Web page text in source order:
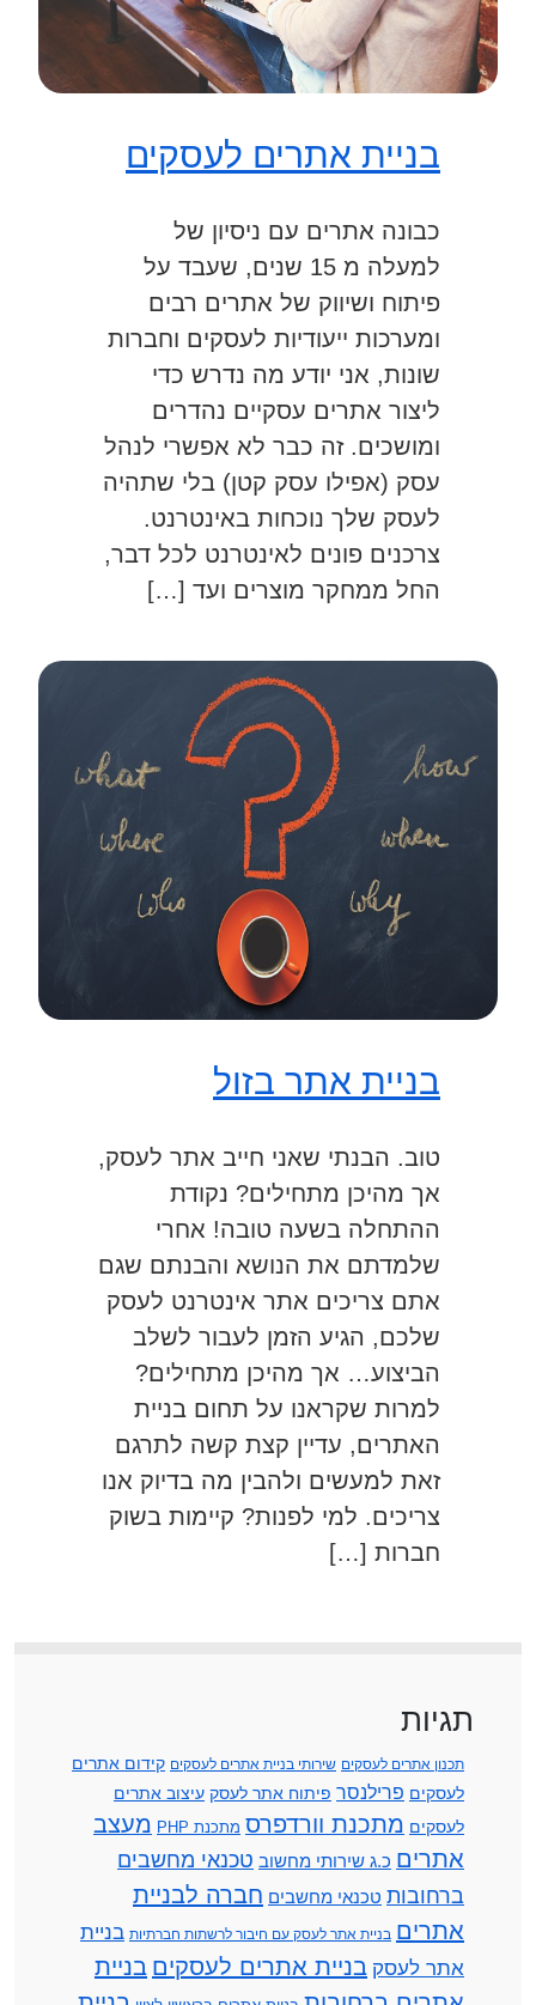
בניית אתרים לעסקים
כבונה אתרים עם ניסיון של
למעלה מ 15 שנים, שעבד על
פיתוח ושיווק של אתרים רבים
ומערכות ייעודיות לעסקים וחברות
שונות, אני יודע מה נדרש כדי
ליצור אתרים עסקיים נהדרים
ומושכים. זה כבר לא אפשרי לנהל
עסק (אפילו עסק קטן) בלי שתהיה
לעסק שלך נוכחות באינטרנט.
צרכנים פונים לאינטרנט לכל דבר,
החל ממחקר מוצרים ועד […]
בניית אתר בזול
טוב. הבנתי שאני חייב אתר לעסק,
אך מהיכן מתחילים? נקודת
ההתחלה בשעה טובה! אחרי
שלמדתם את הנושא והבנתם שגם
אתם צריכים אתר אינטרנט לעסק
שלכם, הגיע הזמן לעבור לשלב
הביצוע… אך מהיכן מתחילים?
למרות שקראנו על תחום בניית
האתרים, עדיין קצת קשה לתרגם
זאת למעשים ולהבין מה בדיוק אנו
צריכים. למי לפנות? קיימות בשוק
חברות […]
תגיות
תכנון אתרים לעסקים שירותי בניית אתרים לעסקים קידום אתרים
לעסקים פרילנסר פיתוח אתר לעסק עיצוב אתרים
לעסקים מתכנת וורדפרס מתכנת PHP
מעצב
אתרים כ.ג שירותי מחשוב טכנאי מחשבים
ברחובות טכנאי מחשבים חברה לבניית
אתרים בניית אתר לעסק עם חיבור לרשתות חברתיות בניית
אתר לעסק בניית אתרים לעסקים בניית